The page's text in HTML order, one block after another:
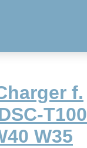
f.
T100
W35